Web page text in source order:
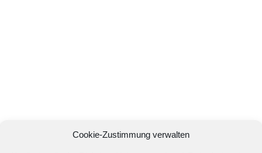
Cookie-Zustimmung verwalten